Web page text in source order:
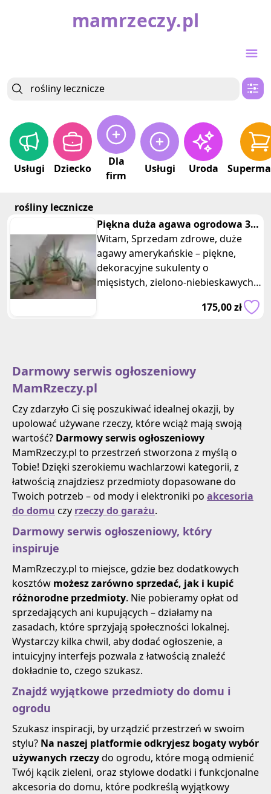
mamrzeczy.pl
Usługi Dziecko
Dla
firm
Usługi Uroda
rośliny lecznicze
Piękna duża agawa ogrodowa 3
szt
Witam, Sprzedam zdrowe, duże
agawy amerykańskie – piękne,
dekoracyjne sukulenty o
mięsistych, zielono-niebieskawych
175,00 zł
Darmowy serwis ogłoszeniowy
MamRzeczy.pl
Czy zdarzyło Ci się poszukiwać idealnej okazji, by
upolować używane rzeczy, które wciąż mają swoją
wartość? Darmowy serwis ogłoszeniowy
MamRzeczy.pl to przestrzeń stworzona z myślą o
Tobie! Dzięki szerokiemu wachlarzowi kategorii, z
łatwością znajdziesz przedmioty dopasowane do
Twoich potrzeb – od mody i elektroniki po akcesoria
do domu czy rzeczy do garażu.
Darmowy serwis ogłoszeniowy, który
inspiruje
MamRzeczy.pl to miejsce, gdzie bez dodatkowych
kosztów możesz zarówno sprzedać, jak i kupić
różnorodne przedmioty. Nie pobieramy opłat od
sprzedających ani kupujących – działamy na
zasadach, które sprzyjają społeczności lokalnej.
Wystarczy kilka chwil, aby dodać ogłoszenie, a
intuicyjny interfejs pozwala z łatwością znaleźć
dokładnie to, czego szukasz.
Znajdź wyjątkowe przedmioty do domu i
ogrodu
Szukasz inspiracji, by urządzić przestrzeń w swoim
stylu? Na naszej platformie odkryjesz bogaty wybór
używanych rzeczydo ogrodu, które mogą odmienić
Twój kącik zieleni, oraz stylowe dodatki i funkcjonalne
akcesoria do domu, które podkreślą wyjątkowy